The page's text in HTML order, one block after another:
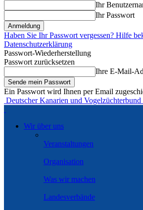
Ihr
Ihr Passwort
Haben Sie Ihr Passwort vergessen? Hilfe
Datenschutzerklärung
Passwort-Wiederherstellung
Passwort zurücksetzen
Ihre E-Mail-
Ein Passwort wird Ihnen per Email
Deutscher Kanarien und Vogelzüchterbund
Wir über uns
Veranstaltungen
Organisation
Was wir machen
Landesverbände